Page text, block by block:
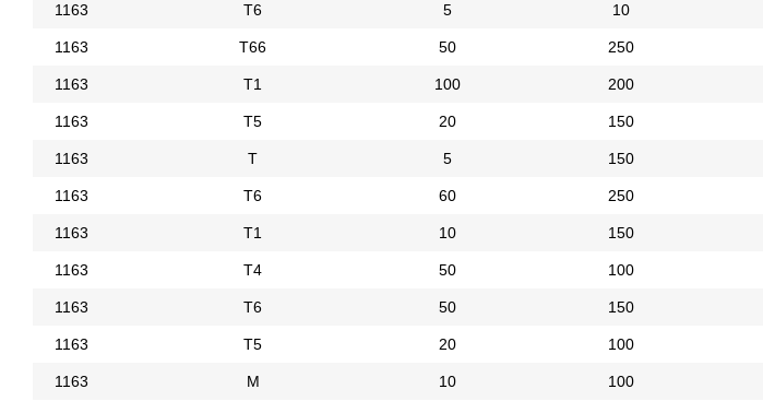
1163 Т6 5 10
1163 Т66 50 250
1163 Т1 100 200
1163 Т5 20 150
1163 Т 5 150
1163 Т6 60 250
1163 Т1 10 150
1163 Т4 50 100
1163 Т6 50 150
1163 Т5 20 100
1163 М 10 100